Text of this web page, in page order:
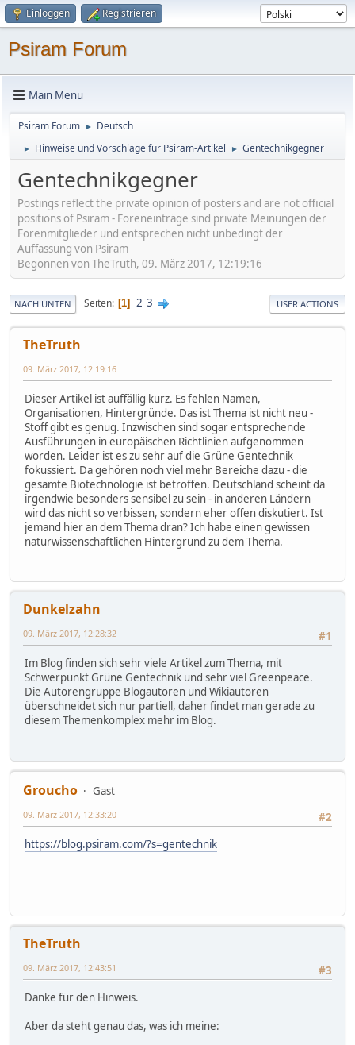
Einloggen Registrieren
Psiram Forum
Main Menu
Psiram Forum ► Deutsch
► Hinweise und Vorschläge für Psiram-Artikel ► Gentechnikgegner
Gentechnikgegner
Postings reflect the private opinion of posters and are not official
positions of Psiram - Foreneinträge sind private Meinungen der
Forenmitglieder und entsprechen nicht unbedingt der
Auffassung von Psiram
Begonnen von TheTruth, 09. März 2017, 12:19:16
NACH UNTEN Seiten 1 2 3 USER ACTIONS
TheTruth
09. März 2017, 12:19:16
Dieser Artikel ist auffällig kurz. Es fehlen Namen,
Organisationen, Hintergründe. Das ist Thema ist nicht neu -
Stoff gibt es genug. Inzwischen sind sogar entsprechende
Ausführungen in europäischen Richtlinien aufgenommen
worden. Leider ist es zu sehr auf die Grüne Gentechnik
fokussiert. Da gehören noch viel mehr Bereiche dazu - die
gesamte Biotechnologie ist betroffen. Deutschland scheint da
irgendwie besonders sensibel zu sein - in anderen Ländern
wird das nicht so verbissen, sondern eher offen diskutiert. Ist
jemand hier an dem Thema dran? Ich habe einen gewissen
naturwissenschaftlichen Hintergrund zu dem Thema.
Dunkelzahn
#1
09. März 2017, 12:28:32
Im Blog finden sich sehr viele Artikel zum Thema, mit
Schwerpunkt Grüne Gentechnik und sehr viel Greenpeace.
Die Autorengruppe Blogautoren und Wikiautoren
überschneidet sich nur partiell, daher findet man gerade zu
diesem Themenkomplex mehr im Blog.
Groucho
Gast
#2
09. März 2017, 12:33:20
https://blog.psiram.com/?s=gentechnik
TheTruth
#3
09. März 2017, 12:43:51
Danke für den Hinweis.
Aber da steht genau das, was ich meine: